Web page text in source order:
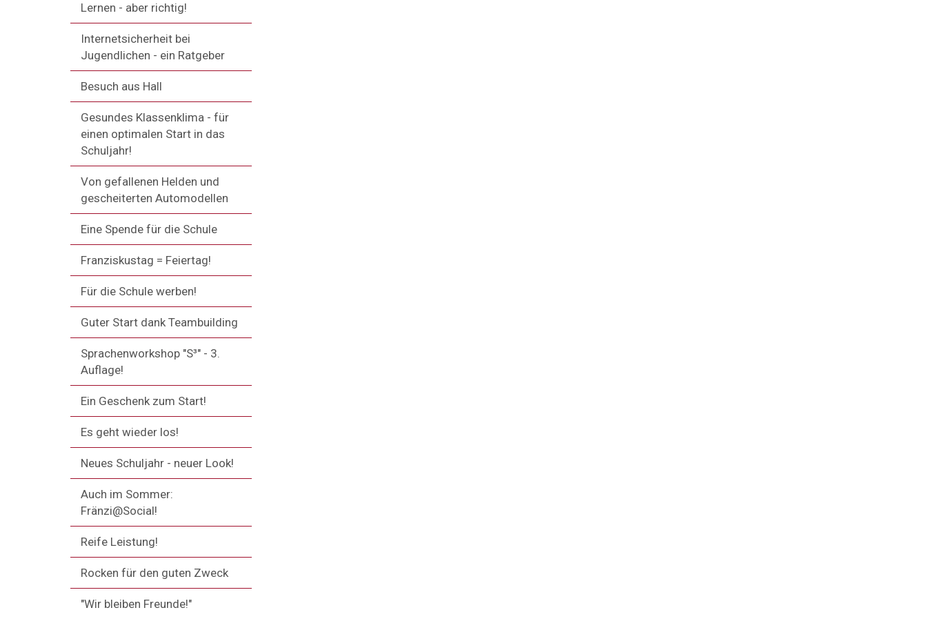
Lernen - aber richtig!
Internetsicherheit bei
Jugendlichen - ein Ratgeber
Besuch aus Hall
Gesundes Klassenklima - für
einen optimalen Start in das
Schuljahr!
Von gefallenen Helden und
gescheiterten Automodellen
Eine Spende für die Schule
Franziskustag = Feiertag!
Für die Schule werben!
Guter Start dank Teambuilding
Sprachenworkshop "S³" - 3.
Auflage!
Ein Geschenk zum Start!
Es geht wieder los!
Neues Schuljahr - neuer Look!
Auch im Sommer:
Fränzi@Social!
Reife Leistung!
Rocken für den guten Zweck
"Wir bleiben Freunde!"